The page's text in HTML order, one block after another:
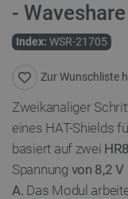
-
Index: WSR-21705
Zur Wunschliste
Zweikanaliger
eines HAT-Shields
basiert auf zwei
Spannung von 8,2
A. Das Modul